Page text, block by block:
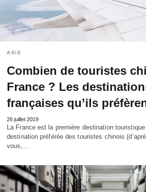
ASIE
Combien de touristes
France ? Les
françaises qu’ils
26 juillet 2019
La France est la première destination
destination préférée des touristes chinois
vous,…